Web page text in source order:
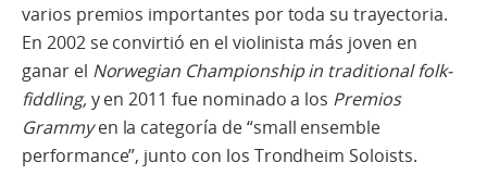
varios premios importantes por toda su trayectoria.
En 2002 se convirtió en el violinista más joven en
ganar el Norwegian Championship in traditional folk-
fiddling,y en 2011 fue nominado a los Premios
Grammyen la categoría de “small ensemble
performance”, junto con los Trondheim Soloists.